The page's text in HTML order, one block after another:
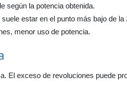
según la potencia obtenida.
estar en el punto más bajo de la
menor uso de potencia.
El exceso de revoluciones puede